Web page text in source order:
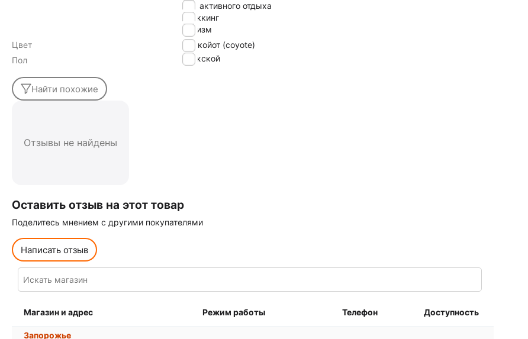
для активного отдыха
треккинг
туризм
Цвет
койот (coyote)
Пол
Мужской
Найти похожие
Отзывы не найдены
Оставить отзыв на этот товар
Поделитесь мнением с другими покупателями
Написать отзыв
Магазин и адрес Режим работы Телефон Доступность
Запорожье